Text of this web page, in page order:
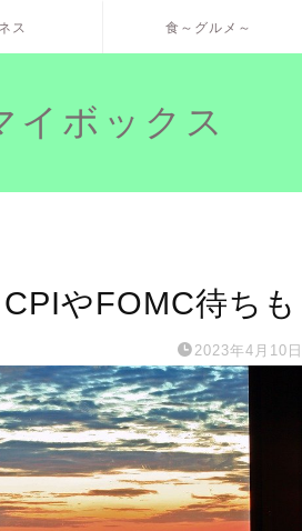
ス 食～グルメ～
イボックス
やFOMC待ちも
2023年4月10日